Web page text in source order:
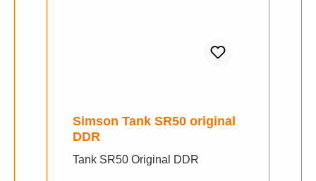
Simson Tank SR50 original
DDR
Tank SR50 Original DDR